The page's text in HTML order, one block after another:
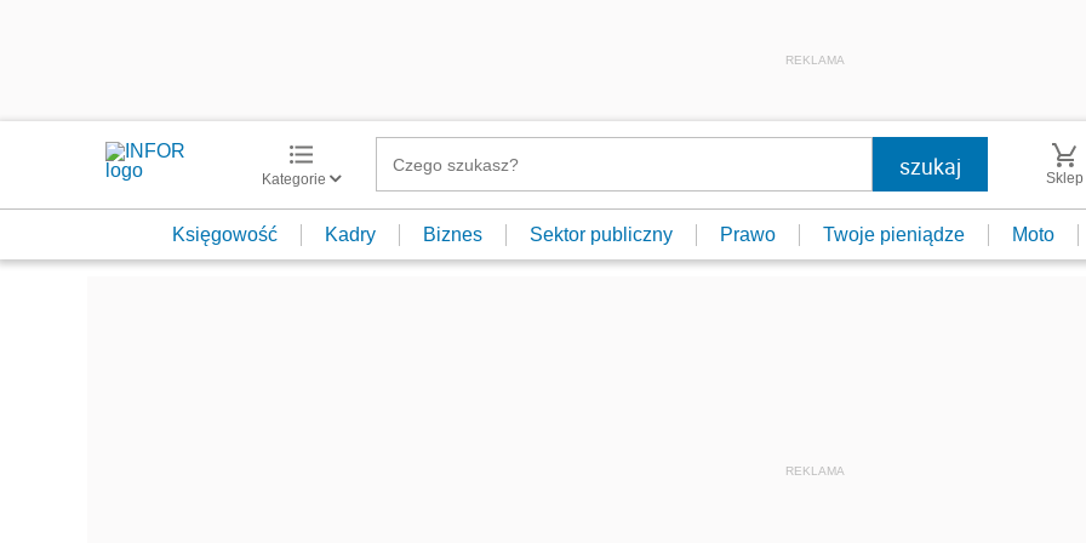
REKLAMA
Kategorie Sklep
Księgowość Kadry Biznes Sektor publiczny Prawo Twoje pieniądze Moto